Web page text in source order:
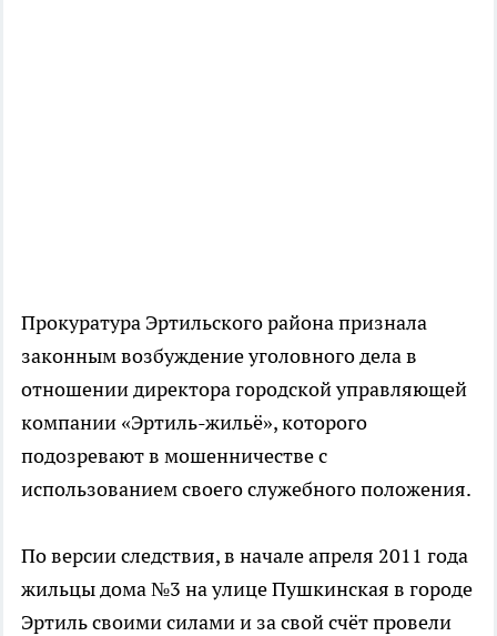
Прокуратура Эртильского района признала
законным возбуждение уголовного дела в
отношении директора городской управляющей
компании «Эртиль-жильё», которого
подозревают в мошенничестве с
использованием своего служебного положения.
По версии следствия, в начале апреля 2011 года
жильцы дома №3 на улице Пушкинская в городе
Эртиль своими силами и за свой счёт провели